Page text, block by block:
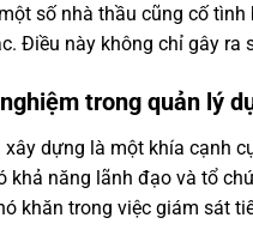
số nhà thầu cũng cố
Điều này không chỉ gây
trong quản lý
xây dựng là một khía cạnh
khả năng lãnh đạo và tổ
khăn trong việc giám sát